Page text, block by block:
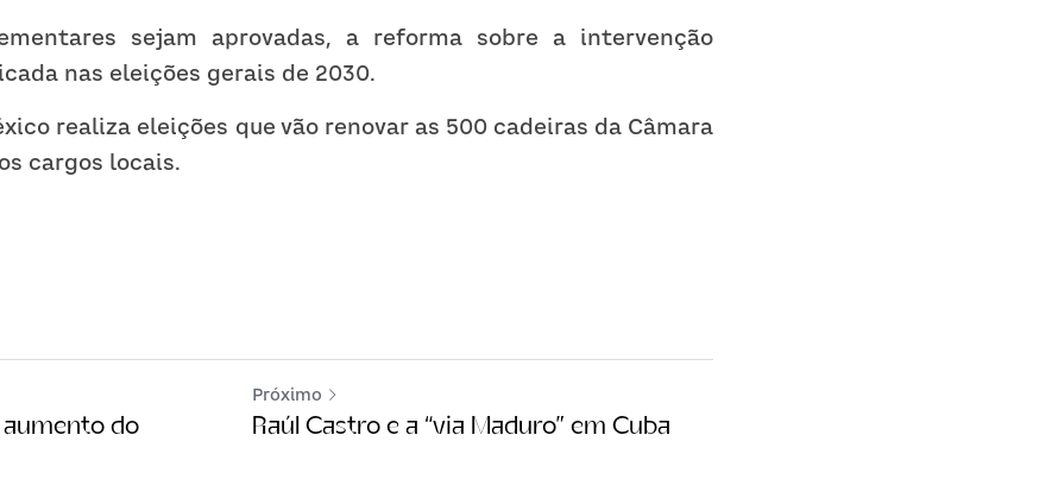
sejam aprovadas, a reforma sobre a intervenção
nas eleições gerais de 2030.
realiza eleições que vão renovar as 500 cadeiras da Câmara
cargos locais.
aumento do
Próximo
Raúl Castro e a “via Maduro” em Cuba